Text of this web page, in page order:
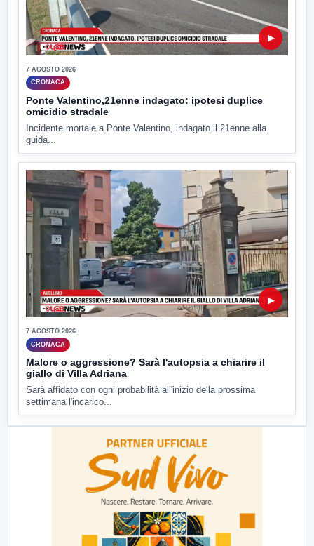
▶
7 AGOSTO 2026
CRONACA
Ponte Valentino,21enne indagato: ipotesi duplice
omicidio stradale
Incidente mortale a Ponte Valentino, indagato il 21enne alla
guida...
▶
7 AGOSTO 2026
CRONACA
Malore o aggressione? Sarà l'autopsia a chiarire il
giallo di Villa Adriana
Sarà affidato con ogni probabilità all'inizio della prossima
settimana l'incarico...